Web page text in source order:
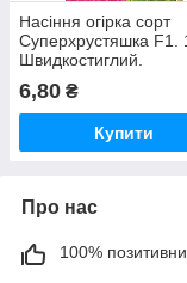
Насіння огірка сорт
Суперхрустяшка F1.
Швидкостиглий.
6,80 ₴
Купити
Про нас
100%